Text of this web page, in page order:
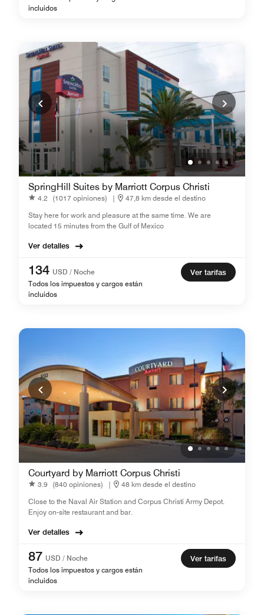
incluidos
SpringHill Suites by Marriott Corpus Christi
4.2 (1017 opiniones) |
47,8 km desde el destino
Stay here for work and pleasure at the same time. We are
located 15 minutes from the Gulf of Mexico
Ver detalles
134 USD / Noche
Todos los impuestos y cargos están
incluidos
Ver tarifas
Courtyard by Marriott Corpus Christi
3.9 (840 opiniones) |
48 km desde el destino
Close to the Naval Air Station and Corpus Christi Army Depot.
Enjoy on-site restaurant and bar.
Ver detalles
87 USD / Noche
Todos los impuestos y cargos están
incluidos
Ver tarifas